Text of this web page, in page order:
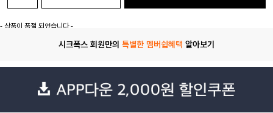
- 상품이 품절 되었습니다 -
시크폭스 회원만의 특별한 멤버쉽혜택 알아보기